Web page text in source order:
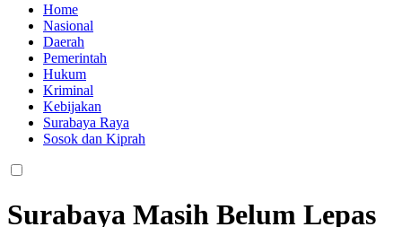
Home
Nasional
Daerah
Pemerintah
Hukum
Kriminal
Kebijakan
Surabaya Raya
Sosok dan Kiprah
Surabaya Masih Belum Lepas